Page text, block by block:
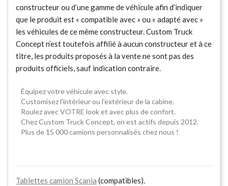
constructeur ou d’une gamme de véhicule afin d’indiquer
que le produit est « compatible avec » ou « adapté avec »
les véhicules de ce même constructeur. Custom Truck
Concept n’est toutefois affilié à aucun constructeur et à ce
titre, les produits proposés à la vente ne sont pas des
produits officiels, sauf indication contraire.
Équipez votre véhicule avec style.
Customisez l'intérieur ou l'extérieur de la cabine.
Roulez avec VOTRE look et avec plus de confort.
Chez Custom Truck Concept, on est actifs depuis 2012.
Plus de 15 000 camions personnalisés chez nous !
Tablettes camion Scania (compatibles).